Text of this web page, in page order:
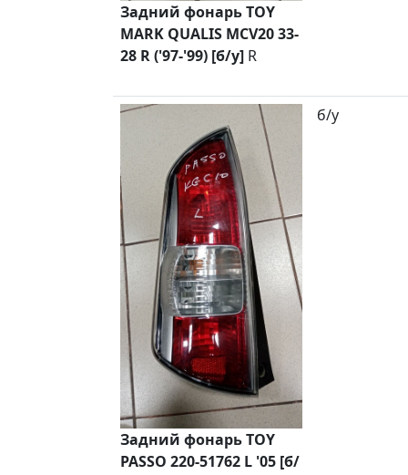
Задний фонарь TOY
MARK QUALIS MCV20 33-
28 R ('97-'99) [б/у] R
Задний фонарь TOY
PASSO 220-51762 L '05 [б/
б/у